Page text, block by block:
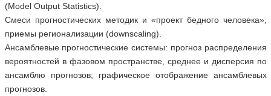
(Model Output Statistics).
Смеси прогностических методик и «проект бедного человека»,
приемы регионализации (downscaling).
Ансамблевые прогностические системы: прогноз распределения
вероятностей в фазовом пространстве, среднее и дисперсия по
ансамблю прогнозов; графическое отображение ансамблевых
прогнозов.